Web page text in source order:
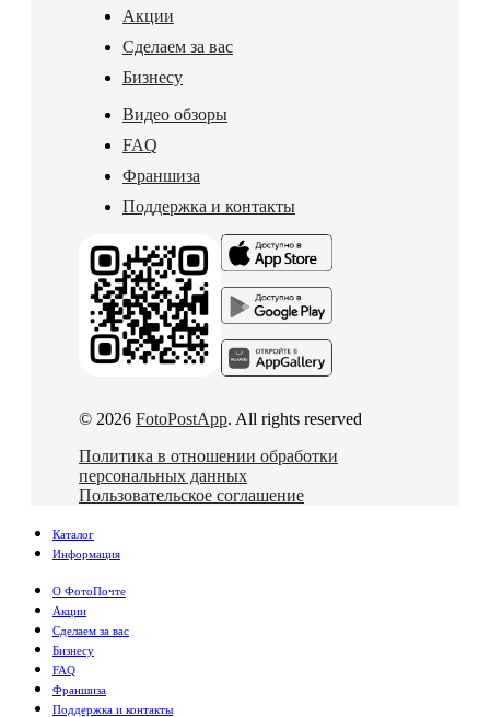
Акции
Сделаем за вас
Бизнесу
Видео обзоры
FAQ
Франшиза
Поддержка и контакты
© 2026 FotoPostApp. All rights reserved
Политика в отношении обработки
персональных данных
Пользовательское соглашение
Каталог
Информация
О ФотоПочте
Акции
Сделаем за вас
Бизнесу
FAQ
Франшиза
Поддержка и контакты